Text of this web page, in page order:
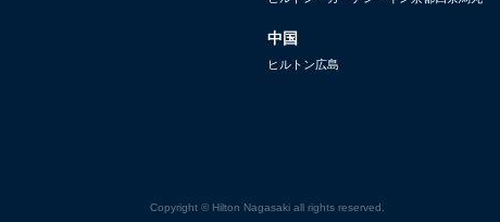
中国
ヒルトン広島
Copyright © Hilton Nagasaki all rights reserved.